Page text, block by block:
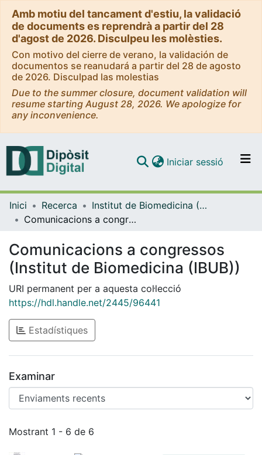
Amb motiu del tancament d'estiu, la validació
de documents es reprendrà a partir del 28
d'agost de 2026. Disculpeu les molèsties.
Con motivo del cierre de verano, la validación de
documentos se reanudará a partir del 28 de agosto
de 2026. Disculpad las molestias
Due to the summer closure, document validation will
resume starting August 28, 2026. We apologize for
any inconvenience.
Navega per tot el DD
Com publicar
Contacte
Iniciar sessió (current)
Inici Recerca
Institut de Biomedicina (IBUB)
Comunicacions a congressos (Institut de Biomedicina (IBUB))
Comunicacions a congressos
(Institut de Biomedicina (IBUB))
URI permanent per a aquesta col·lecció
https://hdl.handle.net/2445/96441
Estadístiques
Examinar
Enviaments recents
Mostrant 1 - 6 de 6